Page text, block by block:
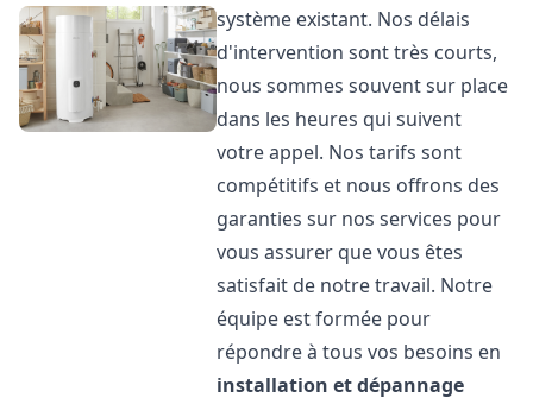
système existant. Nos délais
d'intervention sont très courts,
nous sommes souvent sur place
dans les heures qui suivent
votre appel. Nos tarifs sont
compétitifs et nous offrons des
garanties sur nos services pour
vous assurer que vous êtes
satisfait de notre travail. Notre
équipe est formée pour
répondre à tous vos besoins en
installation et dépannage